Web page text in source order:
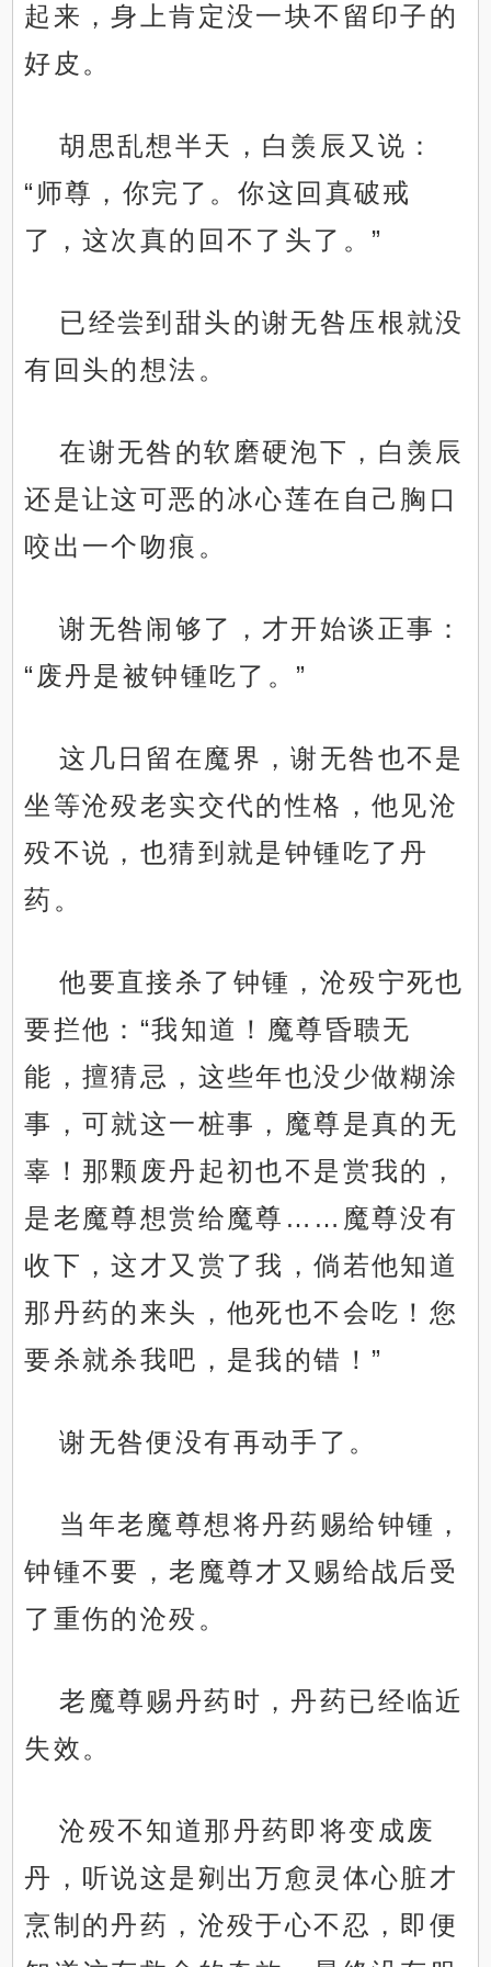
起来，身上肯定没一块不留印子的
好皮。
胡思乱想半天，白羡辰又说：
“师尊，你完了。你这回真破戒
了，这次真的回不了头了。”
已经尝到甜头的谢无咎压根就没
有回头的想法。
在谢无咎的软磨硬泡下，白羡辰
还是让这可恶的冰心莲在自己胸口
咬出一个吻痕。
谢无咎闹够了，才开始谈正事：
“废丹是被钟锺吃了。”
这几日留在魔界，谢无咎也不是
坐等沧殁老实交代的性格，他见沧
殁不说，也猜到就是钟锺吃了丹
药。
他要直接杀了钟锺，沧殁宁死也
要拦他：“我知道！魔尊昏聩无
能，擅猜忌，这些年也没少做糊涂
事，可就这一桩事，魔尊是真的无
辜！那颗废丹起初也不是赏我的，
是老魔尊想赏给魔尊……魔尊没有
收下，这才又赏了我，倘若他知道
那丹药的来头，他死也不会吃！您
要杀就杀我吧，是我的错！”
谢无咎便没有再动手了。
当年老魔尊想将丹药赐给钟锺，
钟锺不要，老魔尊才又赐给战后受
了重伤的沧殁。
老魔尊赐丹药时，丹药已经临近
失效。
沧殁不知道那丹药即将变成废
丹，听说这是剜出万愈灵体心脏才
烹制的丹药，沧殁于心不忍，即便